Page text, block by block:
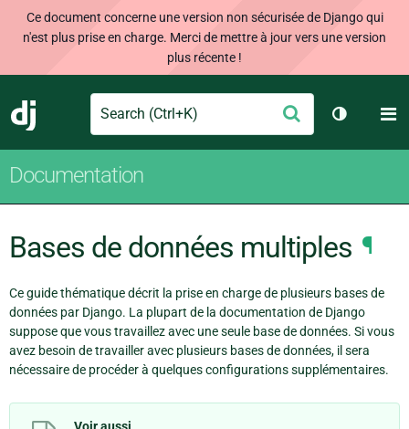
Ce document concerne une version non sécurisée de Django qui
n'est plus prise en charge. Merci de mettre à jour vers une version
plus récente !
Django
Search Envoyer
Changer
Documentation
Bases de données multiples ¶
Ce guide thématique décrit la prise en charge de plusieurs bases de
données par Django. La plupart de la documentation de Django
suppose que vous travaillez avec une seule base de données. Si vous
avez besoin de travailler avec plusieurs bases de données, il sera
nécessaire de procéder à quelques configurations supplémentaires.
Voir aussi